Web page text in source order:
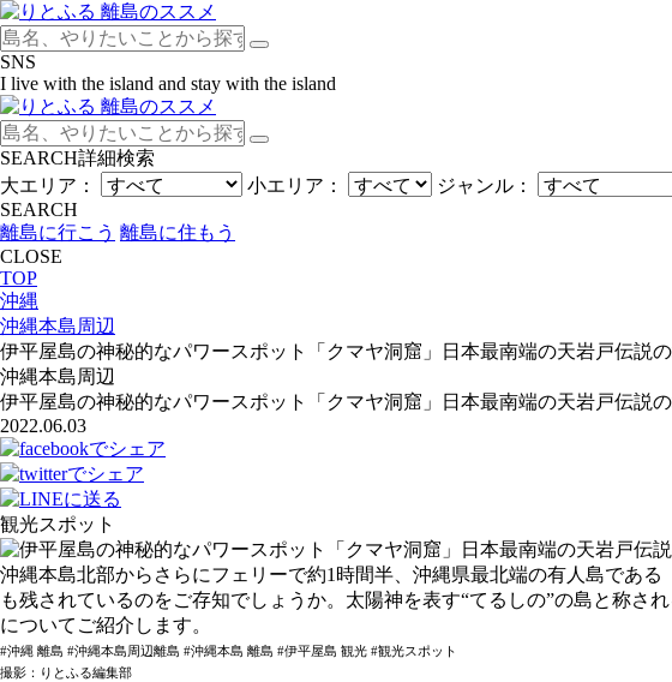
SNS
I live with the island and stay with the island
SEARCH詳細検索
大エリア：
小エリア： ジャンル：
SEARCH
離島に行こう 離島に住もう
CLOSE
TOP
沖縄
沖縄本島周辺
伊平屋島の神秘的なパワースポット「クマヤ洞窟」日本最南端の天岩戸伝説
沖縄本島周辺
伊平屋島の神秘的なパワースポット「クマヤ洞窟」日本最南端の天岩戸伝説
2022.06.03
観光スポット
沖縄本島北部からさらにフェリーで約1時間半、沖縄県最北端の有人島であ
も残されているのをご存知でしょうか。太陽神を表す“てるしの”の島と称
についてご紹介します。
#沖縄 離島 #沖縄本島周辺離島 #沖縄本島 離島 #伊平屋島 観光 #観光スポット
撮影：りとふる編集部